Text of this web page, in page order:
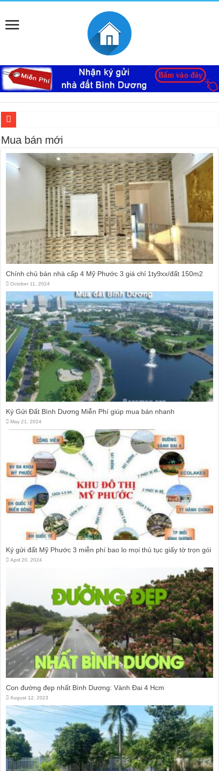
Ký Gửi Đất Bình Dương Miễn Phí giúp mua bán nhanh
Mua bán – nhận kí gửi đất Tân Định, Thới Hòa – Bến Cát, Bình Dương giá cao,
Nhà Ecolakes cho thuê, nhà hoàn thiện mới đẹp tại Mỹ Phước Bình Dương
Mua bán, nhận ký gửi nhà đất đường D4C Mỹ Phước 4, Thới Hòa, Bến Cát,
Nhận ký gửi đất Rạch Bắp Bình Dương
Đất Bình Dương giá rẻ khiến người mua bị sốc
Nhận ký gửi đất Green River City, Thới Hòa, Bến Cát, Bình Dương
Mua bán mới
Chính chủ bán nhà cấp 4 Mỹ Phước 3 giá chỉ 1ty9xx/đất 150m2
October 11, 2024
Ký Gửi Đất Bình Dương Miễn Phí giúp mua bán nhanh
May 21, 2024
Ký gửi đất Mỹ Phước 3 miễn phí bao lo mọi thủ tục giấy tờ trọn gói
April 20, 2024
Con đường đẹp nhất Bình Dương: Vành Đai 4 Hcm
August 12, 2023